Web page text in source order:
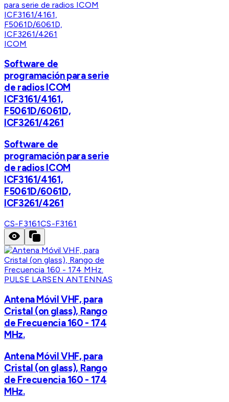
ICOM
Software de
programación para serie
de radios ICOM
ICF3161/4161,
F5061D/6061D,
ICF3261/4261
Software de
programación para serie
de radios ICOM
ICF3161/4161,
F5061D/6061D,
ICF3261/4261
CS-F3161CS-F3161
PULSE LARSEN ANTENNAS
Antena Móvil VHF, para
Cristal (on glass), Rango
de Frecuencia 160 - 174
MHz.
Antena Móvil VHF, para
Cristal (on glass), Rango
de Frecuencia 160 - 174
MHz.